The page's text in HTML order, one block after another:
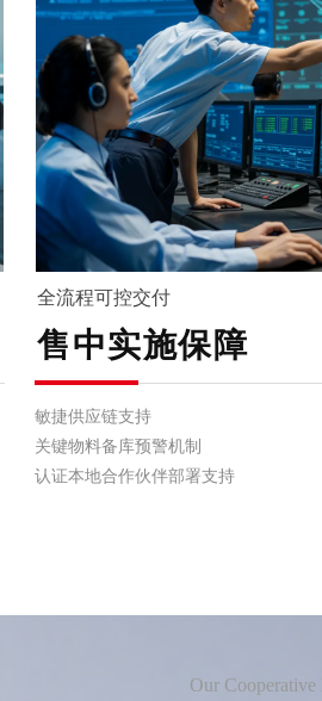
全流程可控交付
售中实施保障
敏捷供应链支持
关键物料备库预警机制
认证本地合作伙伴部署支持
Our Cooperative